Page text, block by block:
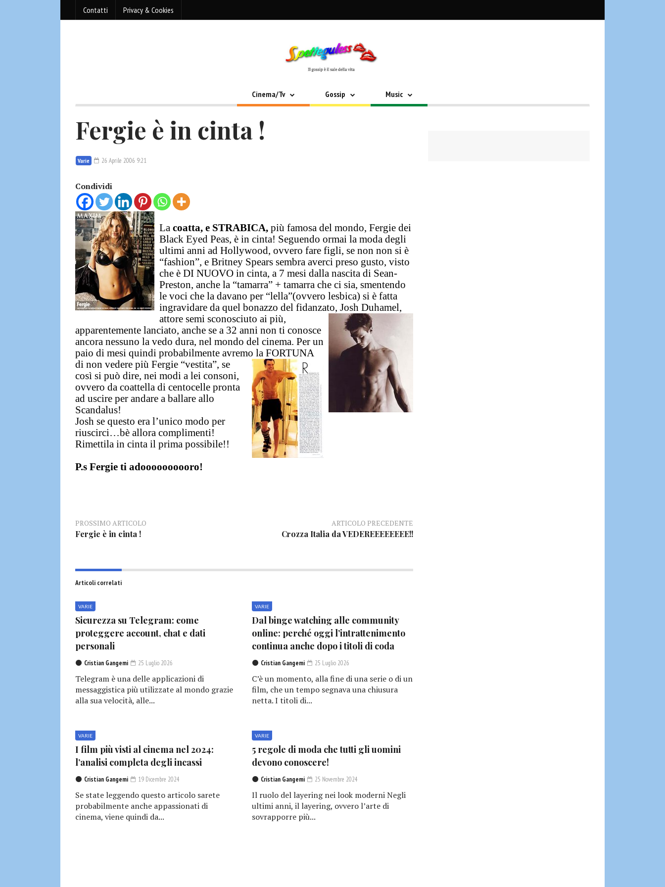
Contatti Privacy & Cookies
Cinema/Tv Gossip Music
Fergie è in cinta !
Varie 26 Aprile 2006 9:21
Condividi
La coatta, e STRABICA, più famosa del mondo, Fergie dei
Black Eyed Peas, è in cinta! Seguendo ormai la moda degli
ultimi anni ad Hollywood, ovvero fare figli, se non non si è
“fashion”, e Britney Spears sembra averci preso gusto, visto
che è DI NUOVO in cinta, a 7 mesi dalla nascita di Sean-
Preston, anche la “tamarra” + tamarra che ci sia, smentendo
le voci che la davano per “lella”(ovvero lesbica) si è fatta
ingravidare da quel bonazzo del fidanzato, Josh Duhamel,
attore semi sconosciuto ai più,
apparentemente lanciato, anche se a 32 anni non ti conosce
ancora nessuno la vedo dura, nel mondo del cinema. Per un
paio di mesi quindi probabilmente avremo la FORTUNA
di non vedere più Fergie “vestita”, se
così si può dire, nei modi a lei consoni,
ovvero da coattella di centocelle pronta
ad uscire per andare a ballare allo
Scandalus!
Josh se questo era l’unico modo per
riuscirci…bè allora complimenti!
Rimettila in cinta il prima possibile!!
P.s Fergie ti adoooooooooro!
PROSSIMO ARTICOLO
Fergie è in cinta !
ARTICOLO PRECEDENTE
Crozza Italia da VEDEREEEEEEEE!!
Articoli correlati
VARIE
Sicurezza su Telegram: come
proteggere account, chat e dati
personali
Cristian Gangemi 25 Luglio 2026
Telegram è una delle applicazioni di
messaggistica più utilizzate al mondo grazie
alla sua velocità, alle...
VARIE
Dal binge watching alle community
online: perché oggi l’intrattenimento
continua anche dopo i titoli di coda
Cristian Gangemi 25 Luglio 2026
C’è un momento, alla fine di una serie o di un
film, che un tempo segnava una chiusura
netta. I titoli di...
VARIE
I film più visti al cinema nel 2024:
l’analisi completa degli incassi
Cristian Gangemi 19 Dicembre 2024
Se state leggendo questo articolo sarete
probabilmente anche appassionati di
cinema, viene quindi da...
VARIE
5 regole di moda che tutti gli uomini
devono conoscere!
Cristian Gangemi 25 Novembre 2024
Il ruolo del layering nei look moderni Negli
ultimi anni, il layering, ovvero l’arte di
sovrapporre più...